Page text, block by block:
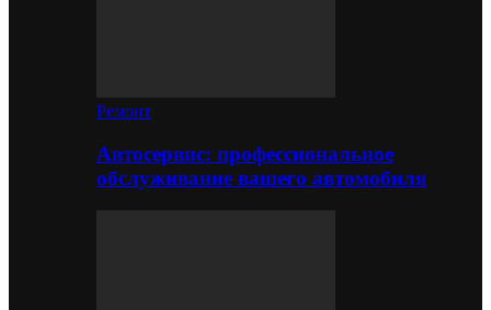
Ремонт
Автосервис: профессиональное
обслуживание вашего автомобиля